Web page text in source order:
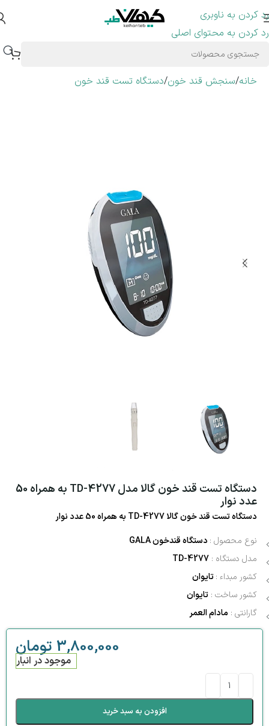
رد کردن به ناوبری
رد کردن به محتوای اصلی
خانه/سنجش قند خون/دستگاه تست قند خون
دستگاه تست قند خون گالا مدل TD-4277 به همراه 50
عدد نوار
دستگاه تست قند خون گالا TD-4277 به همراه 50 عدد نوار
نوع محصول : دستگاه قندخون GALA
مدل دستگاه : TD-4277
کشور مبداء :تایوان
کشور ساخت : تایوان
گارانتی : مادام العمر
3,800,000 تومان
موجود در انبار
افزودن به سبد خرید